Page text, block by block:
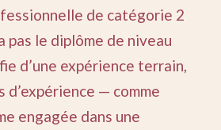
de catégorie 2
pas le diplôme de niveau
d’une expérience terrain,
d’expérience — comme
engagée dans une